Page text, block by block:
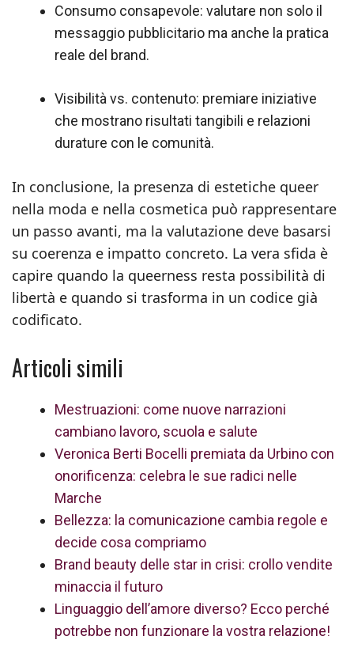
Consumo consapevole: valutare non solo il
messaggio pubblicitario ma anche la pratica
reale del brand.
Visibilità vs. contenuto: premiare iniziative
che mostrano risultati tangibili e relazioni
durature con le comunità.
In conclusione, la presenza di estetiche queer
nella moda e nella cosmetica può rappresentare
un passo avanti, ma la valutazione deve basarsi
su coerenza e impatto concreto. La vera sfida è
capire quando la queerness resta possibilità di
libertà e quando si trasforma in un codice già
codificato.
Articoli simili
Mestruazioni: come nuove narrazioni
cambiano lavoro, scuola e salute
Veronica Berti Bocelli premiata da Urbino con
onorificenza: celebra le sue radici nelle
Marche
Bellezza: la comunicazione cambia regole e
decide cosa compriamo
Brand beauty delle star in crisi: crollo vendite
minaccia il futuro
Linguaggio dell’amore diverso? Ecco perché
potrebbe non funzionare la vostra relazione!